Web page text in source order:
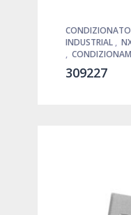
INDUSTRIAL ,
,
309227